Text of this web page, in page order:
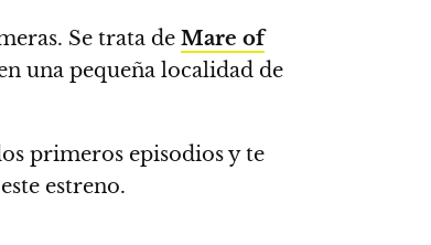
Se trata de Mare of
una pequeña localidad de
primeros episodios y te
estreno.